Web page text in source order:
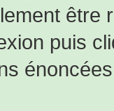
être
puis